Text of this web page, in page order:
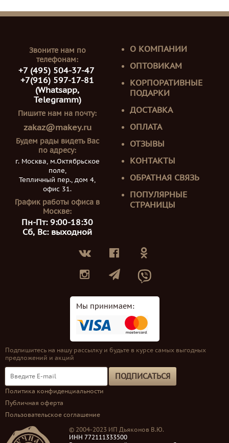
Звоните нам по
телефонам:
+7 (495) 504-37-47
+7(916) 597-17-81
(Whatsapp,
Telegramm)
Пишите нам на почту:
zakaz@makey.ru
Будем рады видеть Вас
по адресу:
г. Москва, м.Октябрьское
поле,
Тепличный пер., дом 4,
офис 31.
График работы офиса в
Москве:
Пн-Пт: 9:00-18:30
Сб, Вс: выходной
О КОМПАНИИ
ОПТОВИКАМ
КОРПОРАТИВНЫЕ
ПОДАРКИ
ДОСТАВКА
ОПЛАТА
ОТЗЫВЫ
КОНТАКТЫ
ОБРАТНАЯ СВЯЗЬ
ПОПУЛЯРНЫЕ
СТРАНИЦЫ
Мы принимаем:
Подпишитесь на нашу рассылку и будьте в курсе самых выгодных
предложений и акций
ПОДПИСАТЬСЯ
Политика конфиденциальности
Публичная оферта
Пользовательское соглашение
© 2004-2023 ИП Дьяконов В.Ю.
ИНН 772111333500